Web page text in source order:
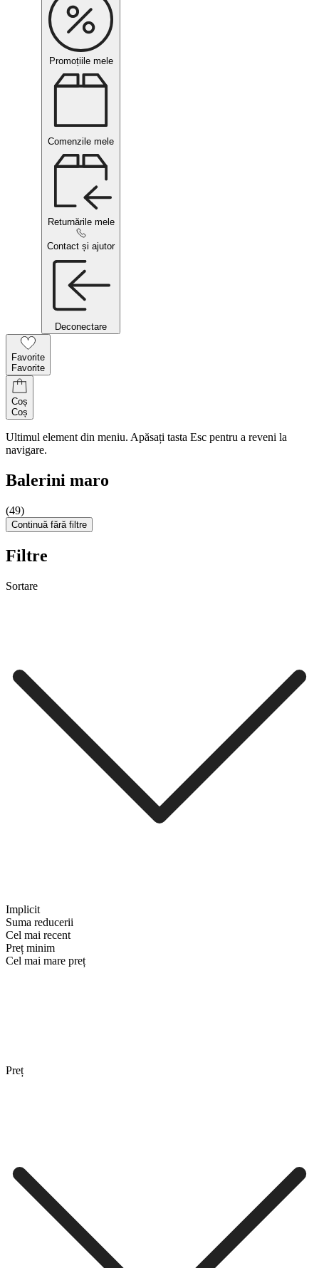
Promoțiile mele
Comenzile mele
Returnările mele
Contact și ajutor
Deconectare
Favorite
Favorite
Coș
Coș
Ultimul element din meniu. Apăsați tasta Esc pentru a reveni la
navigare.
Balerini maro
(49)
Continuă fără filtre
Filtre
Sortare
Implicit
Suma reducerii
Cel mai recent
Preț minim
Cel mai mare preț
Preț